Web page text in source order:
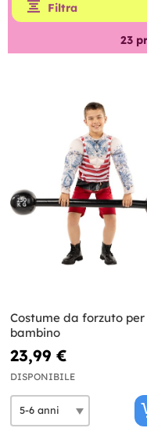
Filtra
23
Costume da forzuto per
bambino
23,99 €
DISPONIBILE